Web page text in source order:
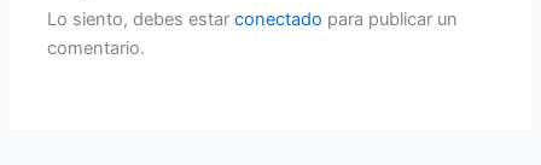
Lo siento, debes estarconectado para publicar un
comentario.